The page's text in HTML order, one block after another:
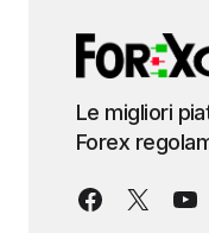
Le migliori
Forex